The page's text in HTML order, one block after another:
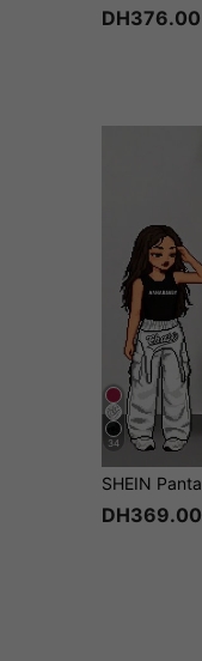
DH376.00
34
DH369.00